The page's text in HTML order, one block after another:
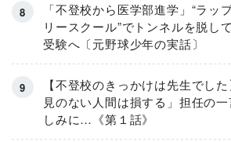
「不登校から医学部進学」“ラッ
リースクール”でトンネルを脱し
受験へ〔元野球少年の実話〕
【不登校のきっかけは先生でし
見のない人間は損する」担任の
しみに…《第１話》